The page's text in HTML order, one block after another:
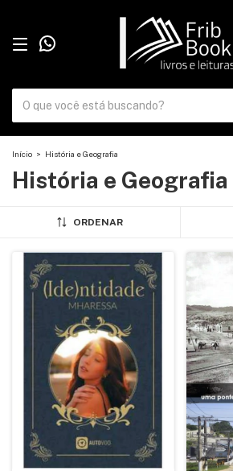
Início > História e Geografia
História e Geografia
ORDENAR